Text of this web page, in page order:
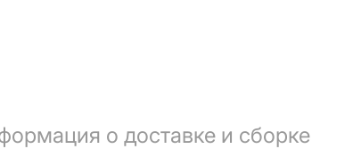
о доставке и сборке